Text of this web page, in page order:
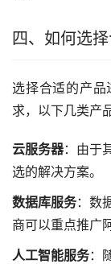
四、如何选
选择合适的产
求，以下几类产
云服务器：由于
选的解决方案。
数据库服务：数
商可以重点推广
人工智能服务：